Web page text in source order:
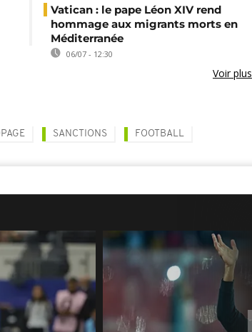
Vatican : le pape Léon XIV rend
hommage aux migrants morts en
Méditerranée
06/07 - 12:30
Voir plus
SANCTIONS FOOTBALL